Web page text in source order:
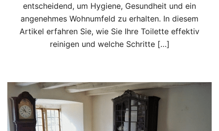
entscheidend, um Hygiene, Gesundheit und ein
angenehmes Wohnumfeld zu erhalten. In diesem
Artikel erfahren Sie, wie Sie Ihre Toilette effektiv
reinigen und welche Schritte […]